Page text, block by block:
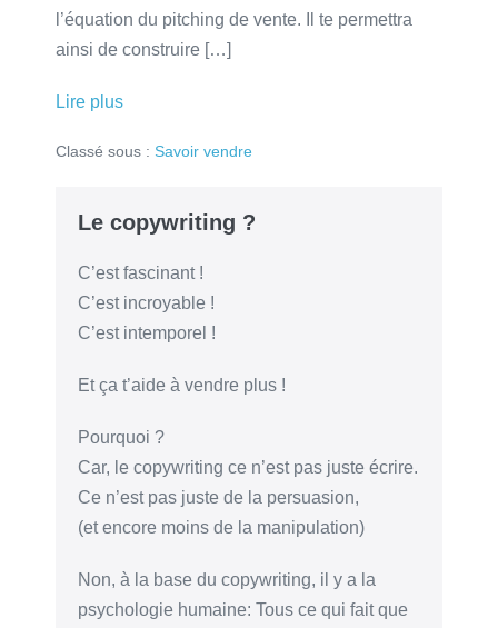
l’équation du pitching de vente. Il te permettra
ainsi de construire […]
Lire plusPitch
d’Oren
–
nouvelle
façon
de
Classé sous : Savoir vendre
Le copywriting ?
C’est fascinant !
C’est incroyable !
C’est intemporel !
Et ça t’aide à vendre plus !
Pourquoi ?
Car, le copywriting ce n’est pas juste écrire.
Ce n’est pas juste de la persuasion,
(et encore moins de la manipulation)
Non, à la base du copywriting, il y a la
psychologie humaine: Tous ce qui fait que